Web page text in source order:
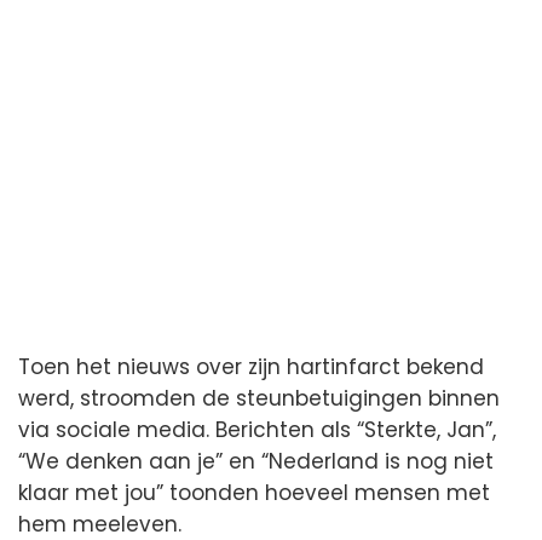
Toen het nieuws over zijn hartinfarct bekend
werd, stroomden de steunbetuigingen binnen
via sociale media. Berichten als “Sterkte, Jan”,
“We denken aan je” en “Nederland is nog niet
klaar met jou” toonden hoeveel mensen met
hem meeleven.